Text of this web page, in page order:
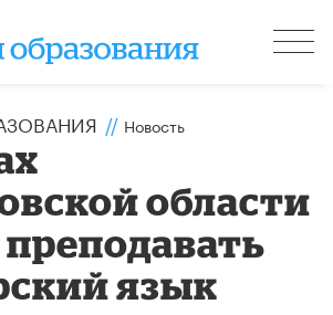
// Новость
области
язык